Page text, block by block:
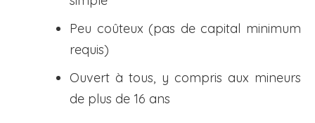
Peu coûteux (pas de capital minimum
requis)
Ouvert à tous, y compris aux mineurs
de plus de 16 ans